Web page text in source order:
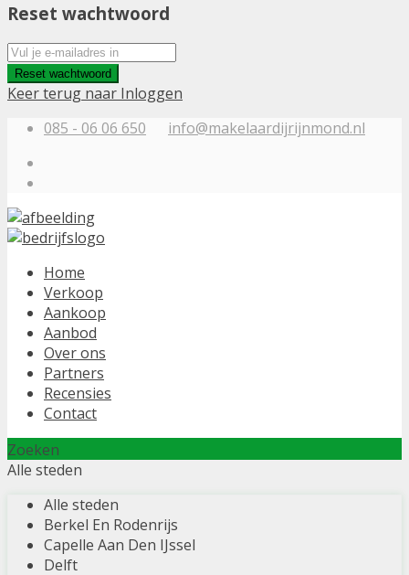
Reset wachtwoord
Reset wachtwoord
Keer terug naar Inloggen
085 - 06 06 650
info@makelaardijrijnmond.nl
Home
Verkoop
Aankoop
Aanbod
Over ons
Partners
Recensies
Contact
Zoeken
Alle steden
Alle steden
Berkel En Rodenrijs
Capelle Aan Den IJssel
Delft